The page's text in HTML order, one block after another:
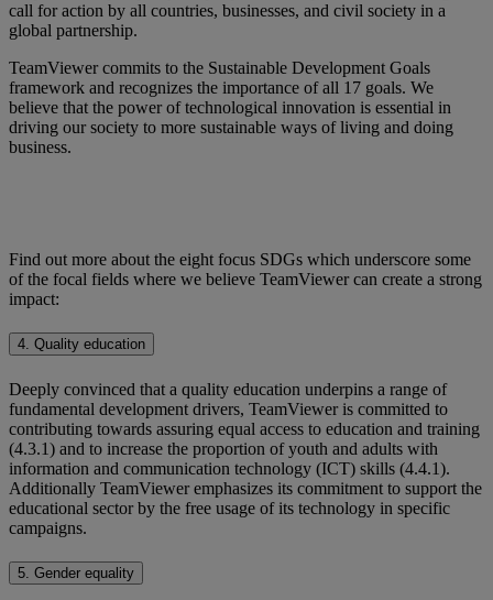
call for action by all countries, businesses, and civil society in a
global partnership.
TeamViewer commits to the Sustainable Development Goals
framework and recognizes the importance of all 17 goals. We
believe that the power of technological innovation is essential in
driving our society to more sustainable ways of living and doing
business.
Find out more about the eight focus SDGs which underscore some
of the focal fields where we believe TeamViewer can create a strong
impact:
4. Quality education
Deeply convinced that a quality education underpins a range of
fundamental development drivers, TeamViewer is committed to
contributing towards assuring equal access to education and training
(4.3.1) and to increase the proportion of youth and adults with
information and communication technology (ICT) skills (4.4.1).
Additionally TeamViewer emphasizes its commitment to support the
educational sector by the free usage of its technology in specific
campaigns.
5. Gender equality